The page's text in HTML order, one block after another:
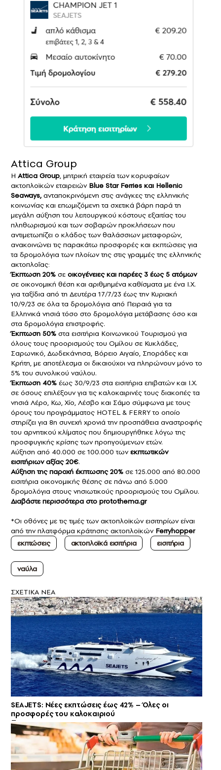
Attica Group
Η Attica Group, μητρική εταιρεία των κορυφαίων
ακτοπλοϊκών εταιρειών Blue Star Ferries και Hellenic
Seaways,ανταποκρινόμενη στις ανάγκες της ελληνικής
κοινωνίας και επωμιζόμενη τα σχετικά βάρη παρά τη
μεγάλη αύξηση του λειτουργικού κόστους εξαιτίας του
πληθωρισμού και των σοβαρών προκλήσεων που
αντιμετωπίζει ο κλάδος των θαλάσσιων μεταφορών,
ανακοινώνει τις παρακάτω προσφορές και εκπτώσεις για
τα δρομολόγια των πλοίων της στις γραμμές της ελληνικής
ακτοπλοΐας:
Έκπτωση 20% σε οικογένειες και παρέες 3 έως 5 ατόμων
σε οικονομική θέση και αριθμημένα καθίσματα με ένα Ι.Χ.
για ταξίδια από τη Δευτέρα 17/7/23 έως την Κυριακή
10/9/23 σε όλα τα δρομολόγια από Πειραιά για τα
Ελληνικά νησιά τόσο στο δρομολόγια μετάβασης όσο και
στα δρομολόγια επιστροφής.
Έκπτωση 50% στα εισιτήρια Κοινωνικού Τουρισμού για
όλους τους προορισμούς του Ομίλου σε Κυκλάδες,
Σαρωνικό, Δωδεκάνησα, Βόρειο Αιγαίο, Σποράδες και
Κρήτη, με αποτέλεσμα οι δικαιούχοι να πληρώνουν μόνο το
5% του συνολικού ναύλου.
Έκπτωση 40% έως 30/9/23 στα εισιτήρια επιβατών και Ι.Χ.
σε όσους επιλέξουν για τις καλοκαιρινές τους διακοπές τα
νησιά Λέρο, Κω, Χίο, Λέσβο και Σάμο σύμφωνα με τους
όρους του προγράμματος HOTEL & FERRY το οποίο
στηρίζει για 8η συνεχή χρονιά την προσπάθεια αναστροφής
του αρνητικού κλίματος που δημιουργήθηκε λόγω της
προσφυγικής κρίσης των προηγούμενων ετών.
Αύξηση από 40.000 σε 100.000 τωνεκπτωτικών
εισιτήριων αξίας 20€.
Αύξηση της παροχή έκπτωσης 20% σε 125.000 από 80.000
εισιτήρια οικονομικής θέσης σε πάνω από 5.000
δρομολόγια στους νησιωτικούς προορισμούς του Ομίλου.
Διαβάστε περισσότερα στο protothema.gr
*Οι οθόνες με τις τιμές των ακτοπλοϊκών εισιτηρίων είναι
από την πλατφόρμα κράτησης ακτοπλοϊκώνFerryhopper
εκπτώσεις
ακτοπλοϊκά εισιτήρια εισιτήρια
ναύλα
ΣXETIKA NEA
SEAJETS: Νέες εκπτώσεις έως 42% – Όλες οι
προσφορές του καλοκαιριού